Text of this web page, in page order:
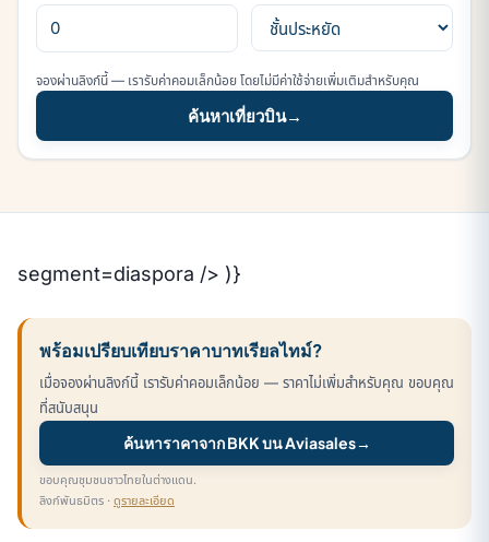
จองผ่านลิงก์นี้ — เรารับค่าคอมเล็กน้อย โดยไม่มีค่าใช้จ่ายเพิ่มเติมสำหรับคุณ
ค้นหาเที่ยวบิน→
segment=diaspora /> )}
พร้อมเปรียบเทียบราคาบาทเรียลไทม์?
เมื่อจองผ่านลิงก์นี้ เรารับค่าคอมเล็กน้อย — ราคาไม่เพิ่มสำหรับคุณ ขอบคุณ
ที่สนับสนุน
ค้นหาราคาจาก BKK บน Aviasales→
ขอบคุณชุมชนชาวไทยในต่างแดน.
ลิงก์พันธมิตร · ดูรายละเอียด